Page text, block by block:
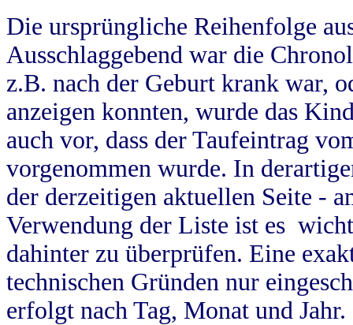
Die ursprüngliche Reihenfolge
Ausschlaggebend war die
z.B. nach der Geburt krank war,
anzeigen konnten, wurde das
auch vor, dass der Taufeintrag
vorgenommen wurde. In
der derzeitigen aktuellen Seite -
Verwendung der Liste ist es
dahinter zu überprüfen. Eine
technischen Gründen nur
erfolgt nach Tag, Monat und Jahr.